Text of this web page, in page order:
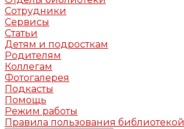
Сотрудники
Сервисы
Статьи
Детям и подросткам
Родителям
Коллегам
Фотогалерея
Подкасты
Помощь
Режим работы
Правила пользования библиотекой